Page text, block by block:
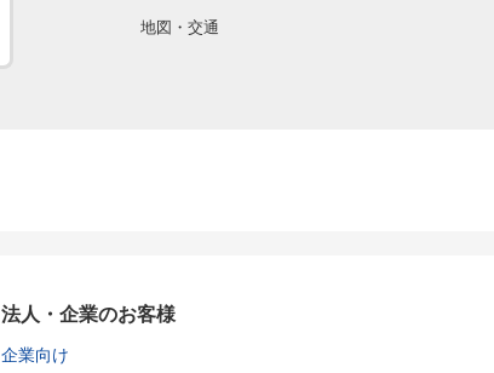
地図・交通
法人・企業のお客様
企業向け